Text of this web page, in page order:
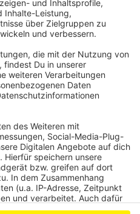
noch bis 2033
Talente" bauen